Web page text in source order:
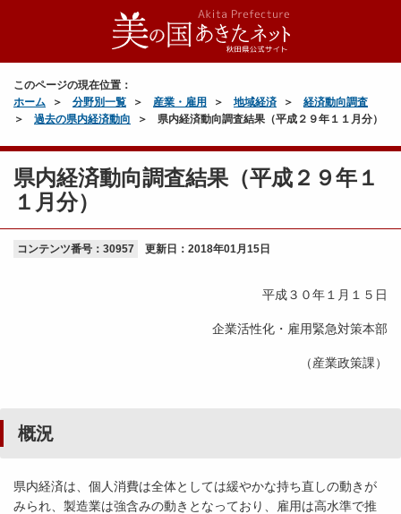
このページの現在位置：
ホーム
分野別一覧 産業・雇用 地域経済
経済動向調査
過去の県内経済動向
県内経済動向調査結果（平成２９年１１月分）
県内経済動向調査結果（平成２９年１
１月分）
コンテンツ番号：30957 更新日： 2018年01月15日
平成３０年１月１５日
企業活性化・雇用緊急対策本部
（産業政策課）
概況
県内経済は、個人消費は全体としては緩やかな持ち直しの動きが
みられ、製造業は強含みの動きとなっており、雇用は高水準で推